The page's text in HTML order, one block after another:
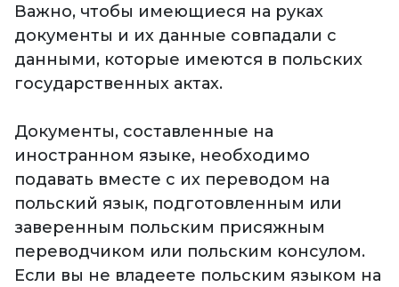
Важно, чтобы имеющиеся на руках
документы и их данные совпадали с
данными, которые имеются в польских
государственных актах.
Документы, составленные на
иностранном языке, необходимо
подавать вместе с их переводом на
польский язык, подготовленным или
заверенным польским присяжным
переводчиком или польским консулом.
Если вы не владеете польским языком на